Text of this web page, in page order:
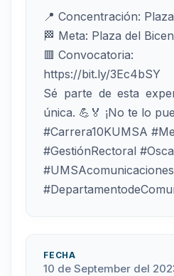
📍 Concentración:
🏁 Meta: Plaza del
🟥 Convocatoria:
https://bit.ly/3Ec4bSY
Sé parte de esta
única. 💪🏅 ¡No te lo
#Carrera10KUMSA
#GestiónRectoral
#UMSAcomunicaciones
FECHA
10 de September del